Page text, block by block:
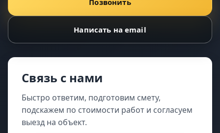
Позвонить
Написать на email
Связь с нами
Быстро ответим, подготовим смету,
подскажем по стоимости работ и согласуем
выезд на объект.